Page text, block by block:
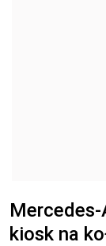
Mercedes-
kiosk na